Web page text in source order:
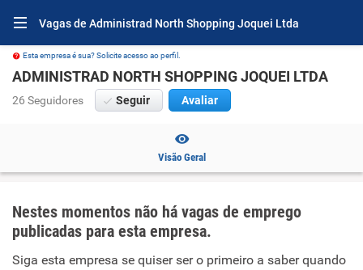
Vagas de Administrad North Shopping Joquei Ltda
Esta empresa é sua? Solicite acesso ao perfil.
ADMINISTRAD NORTH SHOPPING JOQUEI LTDA
26 Seguidores Seguir Avaliar
Visão Geral
Nestes momentos não há vagas de emprego
publicadas para esta empresa.
Siga esta empresa se quiser ser o primeiro a saber quando